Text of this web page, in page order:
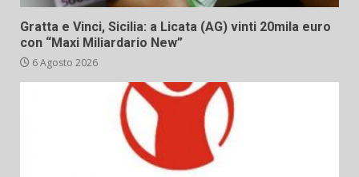
Gratta e Vinci, Sicilia: a Licata (AG) vinti 20mila euro
con “Maxi Miliardario New”
6 Agosto 2026